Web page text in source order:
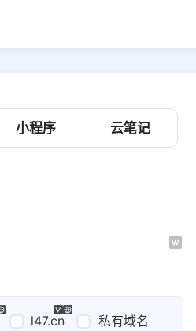
小程序 云笔记
l47.cn 私有域名